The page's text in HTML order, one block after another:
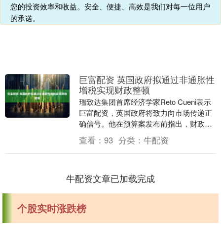
您的投资效率和收益。安全、便捷、高效是我们对每一位用户
的承诺。
巨富配资 英国政府拟通过非通胀性
增税实现财政整顿
瑞致达集团首席经济学家Reto Cueni表示
巨富配资，英国政府将致力向市场传递正
确信号。他在预算案发布前指出，财政大
臣瑞秋·里维斯“料将在秋季预算中展示近
30....
查看： 93 分类： 牛配资
牛配资文章已加载完成
个股实时涨跌榜